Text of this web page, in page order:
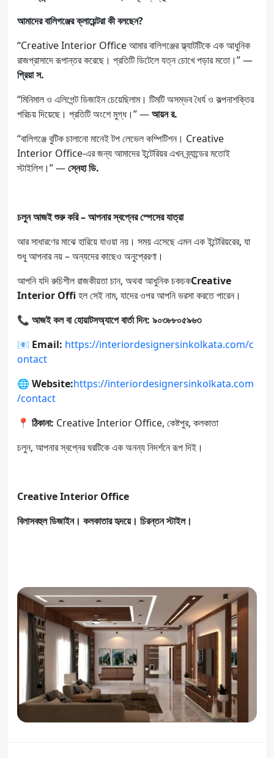
আমাদের বালিগঞ্জের ক্লায়েন্টরা কী বলছেন?
“Creative Interior Office আমার বালিগঞ্জের ফ্ল্যাটটিকে এক আধুনিক
রাজপ্রাসাদে রূপান্তর করেছে। প্রতিটি ডিটেলে যত্ন চোখে পড়ার মতো।” —
প্রিয়া স.
“মিনিমাল ও এলিগেন্ট ডিজাইন চেয়েছিলাম। টিমটি অসম্ভব ধৈর্য ও কল্পনাশক্তির
পরিচয় দিয়েছে। প্রতিটি অংশে মুগ্ধ।” —আয়ন র.
“বালিগঞ্জে বুটিক চালানো মানেই টপ লেভেল কম্পিটিশন। Creative
Interior Office-এর জন্য আমাদের ইন্টেরিয়র এখন ব্র্যান্ডের মতোই
স্টাইলিশ।” —স্নেহা ডি.
চলুন আজই শুরু করি – আপনার স্বপ্নের স্পেসের যাত্রা
আর সাধারণের মাঝে হারিয়ে যাওয়া নয়। সময় এসেছে এমন এক ইন্টেরিয়রের, যা
শুধু আপনার নয় – অন্যদের কাছেও অনুপ্রেরণা।
আপনি যদি রুচিশীল রাজকীয়তা চান, অথবা আধুনিক চকচকCreative
Interior Offi হল সেই নাম, যাদের ওপর আপনি ভরসা করতে পারেন।
📞 আজই কল বা হোয়াটসঅ্যাপে বার্তা দিন: ৯০৩৮৮০৫৯৬৩
📧 Email: https://interiordesignersinkolkata.com/c
ontact
🌐 Website:https://interiordesignersinkolkata.com
/contact
📍 ঠিকানা: Creative Interior Office, কেষ্টপুর, কলকাতা
চলুন, আপনার স্বপ্নের ঘরটিকে এক অনন্য নিদর্শনে রূপ দিই।
Creative Interior Office
বিলাসবহুল ডিজাইন। কলকাতার হৃদয়ে। চিরন্তন স্টাইল।